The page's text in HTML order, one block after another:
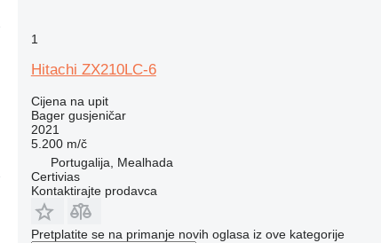
1
Hitachi ZX210LC-6
Cijena na upit
Bager gusjeničar
2021
5.200 m/č
Portugalija, Mealhada
Certivias
Kontaktirajte prodavca
Pretplatite se na primanje novih oglasa iz ove kategorije